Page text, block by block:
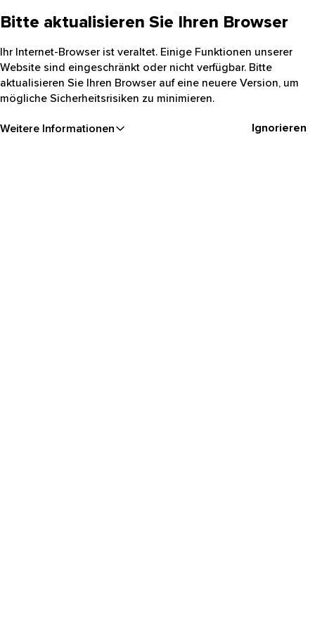
Bitte aktualisieren Sie Ihren Browser
Ihr Internet-Browser ist veraltet. Einige Funktionen unserer
Website sind eingeschränkt oder nicht verfügbar. Bitte
aktualisieren Sie Ihren Browser auf eine neuere Version, um
mögliche Sicherheitsrisiken zu minimieren.
Weitere Informationen Ignorieren